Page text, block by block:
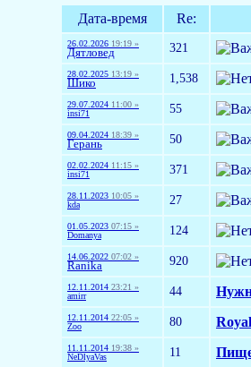
Дата-время Re:
26.02.2026 19:19 »
Дятловед 321
28.02.2025 13:19 »
Шико 1,538
29.07.2024 11:00 »
insi71
55
09.04.2024 18:39 »
Герань 50
02.02.2024 11:15 »
insi71
371
28.11.2023 10:05 »
kda
27
01.05.2023 07:15 »
Domanya
124
14.06.2022 07:02 »
Ranika 920
12.11.2014 23:21 »
amirr
44
12.11.2014 22:05 »
Zoo
80
11.11.2014 19:38 »
NeDlyaVas
11